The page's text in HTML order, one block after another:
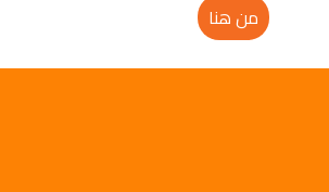
من هنا